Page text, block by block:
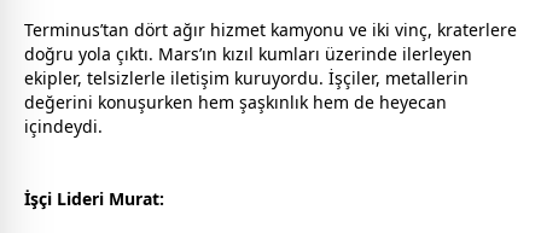
Terminus’tan dört ağır hizmet kamyonu ve iki vinç, kraterlere
doğru yola çıktı. Mars’ın kızıl kumları üzerinde ilerleyen
ekipler, telsizlerle iletişim kuruyordu. İşçiler, metallerin
değerini konuşurken hem şaşkınlık hem de heyecan
içindeydi.
İşçi Lideri Murat: